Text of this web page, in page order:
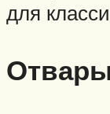
для